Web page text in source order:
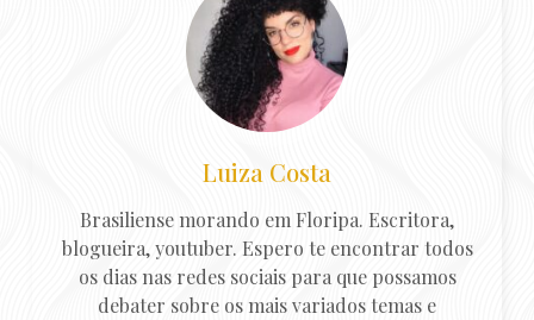
Luiza Costa
Brasiliense morando em Floripa. Escritora,
blogueira, youtuber. Espero te encontrar todos
os dias nas redes sociais para que possamos
debater sobre os mais variados temas e